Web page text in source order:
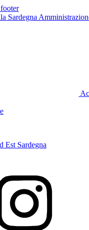
Sardegna
Est Sardegna